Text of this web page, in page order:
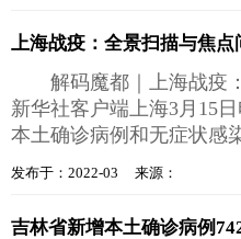
上海战疫：全景扫描与焦点
解码魔都｜上海战疫
新华社客户端上海3月15
本土确诊病例和无症状感
发布于：2022-03 来源：
吉林省新增本土确诊病例